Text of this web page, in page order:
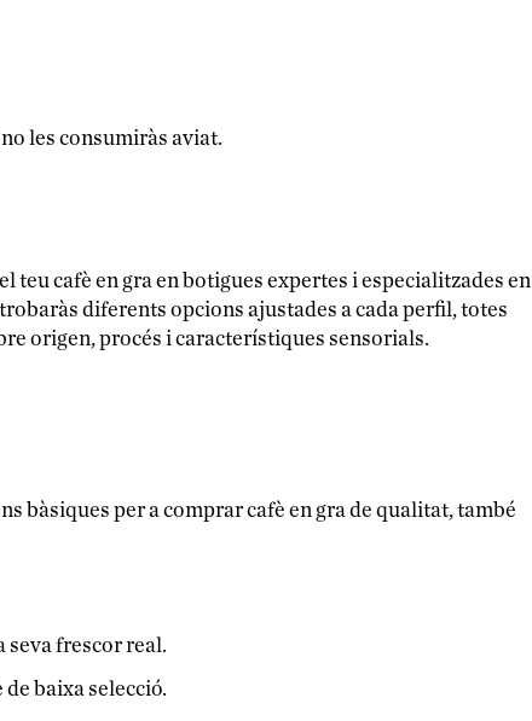
les consumiràs aviat.
cafè en gra en botigues expertes i especialitzades en
trobaràs diferents opcions ajustades a cada perfil, totes
origen, procés i característiques sensorials.
bàsiques per a comprar cafè en gra de qualitat, també
seva frescor real.
baixa selecció.